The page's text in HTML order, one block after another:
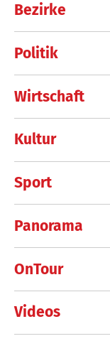
Bezirke
Politik
Wirtschaft
Kultur
Sport
Panorama
OnTour
Videos